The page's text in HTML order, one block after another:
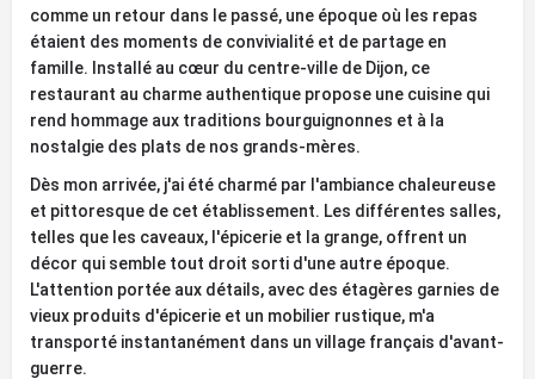
comme un retour dans le passé, une époque où les repas
étaient des moments de convivialité et de partage en
famille. Installé au cœur du centre-ville de Dijon, ce
restaurant au charme authentique propose une cuisine qui
rend hommage aux traditions bourguignonnes et à la
nostalgie des plats de nos grands-mères.
Dès mon arrivée, j'ai été charmé par l'ambiance chaleureuse
et pittoresque de cet établissement. Les différentes salles,
telles que les caveaux, l'épicerie et la grange, offrent un
décor qui semble tout droit sorti d'une autre époque.
L'attention portée aux détails, avec des étagères garnies de
vieux produits d'épicerie et un mobilier rustique, m'a
transporté instantanément dans un village français d'avant-
guerre.